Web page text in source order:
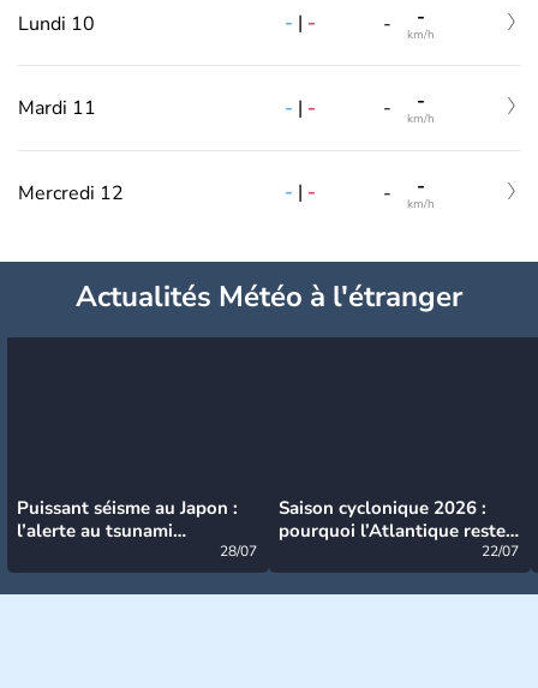
Lundi 10 - | - - -
km/h
Mardi 11 - | - - -
km/h
Mercredi 12 - | - - -
km/h
Actualités Météo à l'étranger
Puissant séisme au Japon :
l’alerte au tsunami
28/07
Saison cyclonique 2026 :
pourquoi l’Atlantique reste
22/07